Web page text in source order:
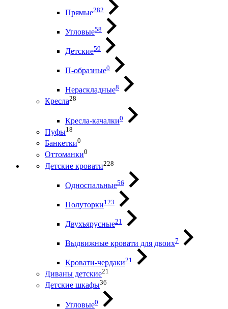
Прямые282
Угловые58
Детские59
П-образные0
Нераскладные8
Кресла28
Кресла-качалки0
Пуфы18
Банкетки0
Оттоманки0
Детские кровати228
Односпальные56
Полуторки123
Двухъярусные21
Выдвижные кровати для двоих7
Кровати-чердаки21
Диваны детские21
Детские шкафы36
Угловые0